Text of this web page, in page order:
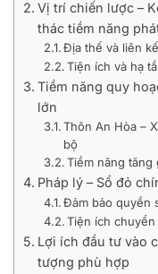
Vị trí chiến lược –
thác tiềm năng
Địa thế và liên
Tiện ích và hạ
Tiềm năng quy
lớn
Thôn An Hòa –
bộ
Tiềm năng tăng
Pháp lý – Sổ đỏ
Đảm bảo quyền
Tiện ích
Lợi ích đầu tư vào
tượng phù hợp